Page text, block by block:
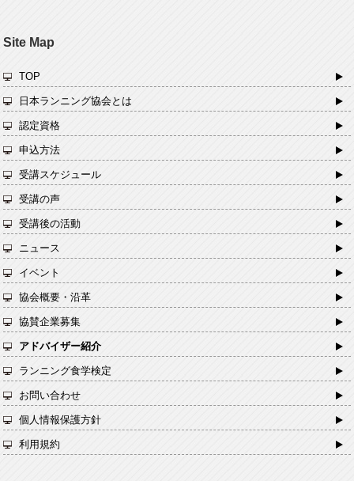
Site Map
TOP
日本ランニング協会とは
認定資格
申込方法
受講スケジュール
受講の声
受講後の活動
ニュース
イベント
協会概要・沿革
協賛企業募集
アドバイザー紹介
ランニング食学検定
お問い合わせ
個人情報保護方針
利用規約